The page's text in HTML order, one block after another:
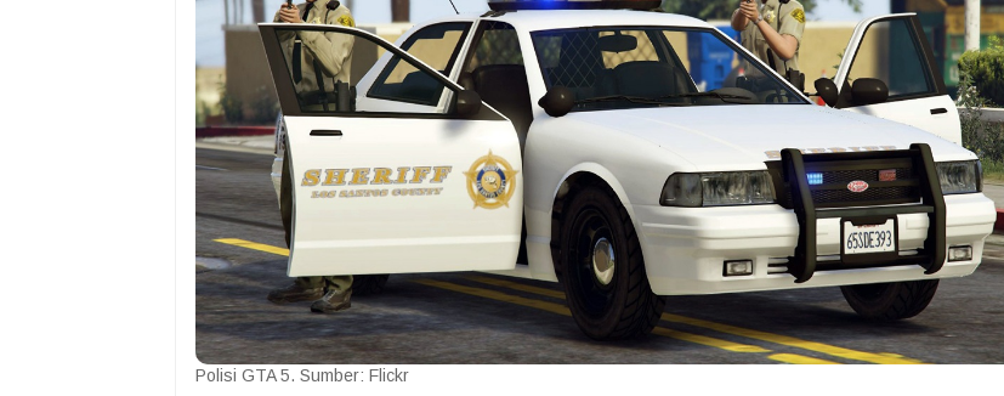
Polisi GTA 5. Sumber: Flickr